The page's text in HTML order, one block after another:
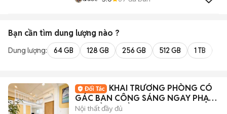
Bạn cần tìm dung lượng nào ?
Dung lượng: 64 GB 128 GB 256 GB 512 GB 1 TB
KHAI TRƯƠNG PHÒNG CÓ
GÁC BAN CÔNG SÁNG NGAY PHẠM
VĂN ĐỒNG GẦN VĂN LANG
Nội thất đầy đủ